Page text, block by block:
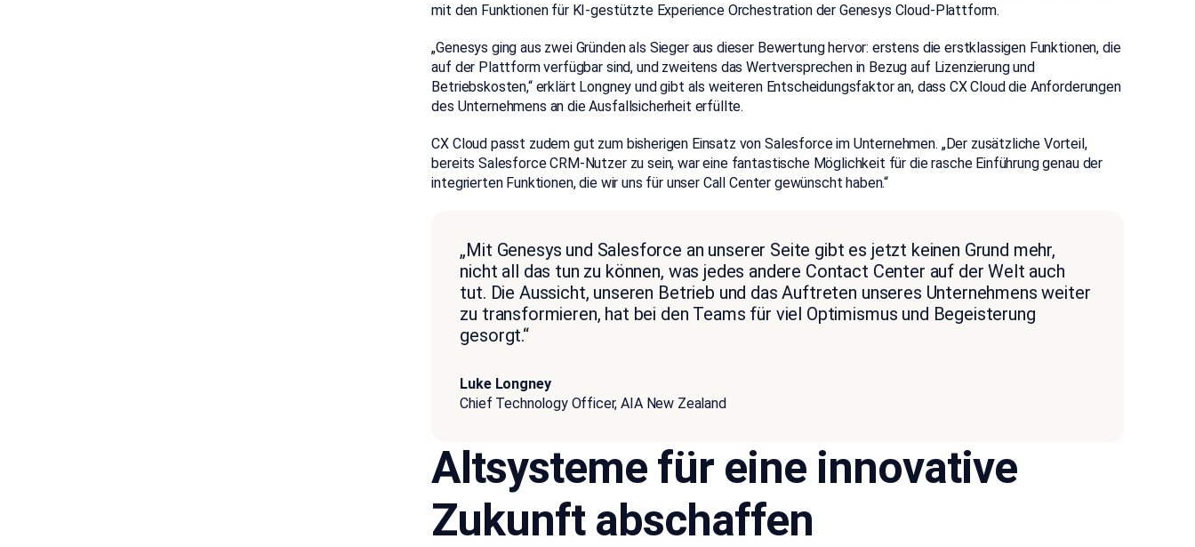
mit den Funktionen für KI-gestützte Experience Orchestration der Genesys Cloud-Plattform.
„Genesys ging aus zwei Gründen als Sieger aus dieser Bewertung hervor: erstens die erstklassigen Funktionen, die
auf der Plattform verfügbar sind, und zweitens das Wertversprechen in Bezug auf Lizenzierung und
Betriebskosten,“ erklärt Longney und gibt als weiteren Entscheidungsfaktor an, dass CX Cloud die Anforderungen
des Unternehmens an die Ausfallsicherheit erfüllte.
CX Cloud passt zudem gut zum bisherigen Einsatz von Salesforce im Unternehmen. „Der zusätzliche Vorteil,
bereits Salesforce CRM-Nutzer zu sein, war eine fantastische Möglichkeit für die rasche Einführung genau der
integrierten Funktionen, die wir uns für unser Call Center gewünscht haben.“
„Mit Genesys und Salesforce an unserer Seite gibt es jetzt keinen Grund mehr,
nicht all das tun zu können, was jedes andere Contact Center auf der Welt auch
tut. Die Aussicht, unseren Betrieb und das Auftreten unseres Unternehmens weiter
zu transformieren, hat bei den Teams für viel Optimismus und Begeisterung
gesorgt.“
Luke Longney
Chief Technology Officer, AIA New Zealand
Altsysteme für eine innovative
Zukunft abschaffen